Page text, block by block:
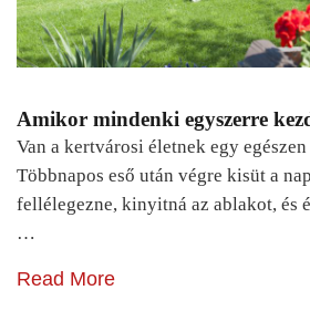
Amikor mindenki egyszerre
Van a kertvárosi életnek egy
Többnapos eső után végre kisüt a
fellélegezne, kinyitná az ablakot, és
…
Read More